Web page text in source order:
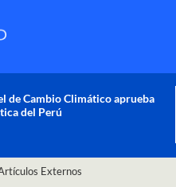
de Cambio Climático aprueba
del Perú
Externos